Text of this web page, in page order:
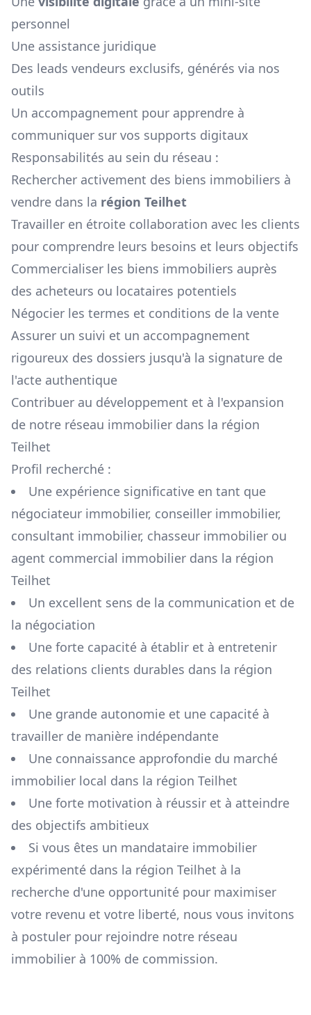
personnel
Une assistance juridique
Des leads vendeurs exclusifs, générés via nos
outils
Un accompagnement pour apprendre à
communiquer sur vos supports digitaux
Responsabilités au sein du réseau :
Rechercher activement des biens immobiliers à
vendre dans la région Teilhet
Travailler en étroite collaboration avec les clients
pour comprendre leurs besoins et leurs objectifs
Commercialiser les biens immobiliers auprès
des acheteurs ou locataires potentiels
Négocier les termes et conditions de la vente
Assurer un suivi et un accompagnement
rigoureux des dossiers jusqu'à la signature de
l'acte authentique
Contribuer au développement et à l'expansion
de notre réseau immobilier dans la région
Teilhet
Profil recherché :
Une expérience significative en tant que
négociateur immobilier, conseiller immobilier,
consultant immobilier, chasseur immobilier ou
agent commercial immobilier dans la région
Teilhet
Un excellent sens de la communication et de
la négociation
Une forte capacité à établir et à entretenir
des relations clients durables dans la région
Teilhet
Une grande autonomie et une capacité à
travailler de manière indépendante
Une connaissance approfondie du marché
immobilier local dans la région Teilhet
Une forte motivation à réussir et à atteindre
des objectifs ambitieux
Si vous êtes un mandataire immobilier
expérimenté dans la région Teilhet à la
recherche d'une opportunité pour maximiser
votre revenu et votre liberté, nous vous invitons
à postuler pour rejoindre notre réseau
immobilier à 100% de commission.